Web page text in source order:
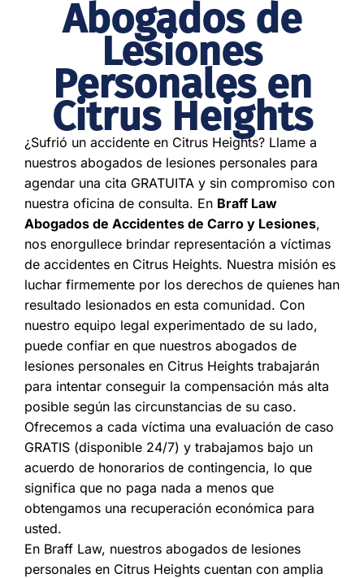
Abogados de
Lesiones
Personales en
Citrus Heights
¿Sufrió un accidente en Citrus Heights? Llame a
nuestros abogados de lesiones personales para
agendar una cita GRATUITA y sin compromiso con
nuestra oficina de consulta. En Braff Law
Abogados de Accidentes de Carro y Lesiones,
nos enorgullece brindar representación a víctimas
de accidentes en Citrus Heights. Nuestra misión es
luchar firmemente por los derechos de quienes han
resultado lesionados en esta comunidad. Con
nuestro equipo legal experimentado de su lado,
puede confiar en que nuestros abogados de
lesiones personales en Citrus Heights trabajarán
para intentar conseguir la compensación más alta
posible según las circunstancias de su caso.
Ofrecemos a cada víctima una evaluación de caso
GRATIS (disponible 24/7) y trabajamos bajo un
acuerdo de honorarios de contingencia, lo que
significa que no paga nada a menos que
obtengamos una recuperación económica para
usted.
En Braff Law, nuestros abogados de lesiones
personales en Citrus Heights cuentan con amplia